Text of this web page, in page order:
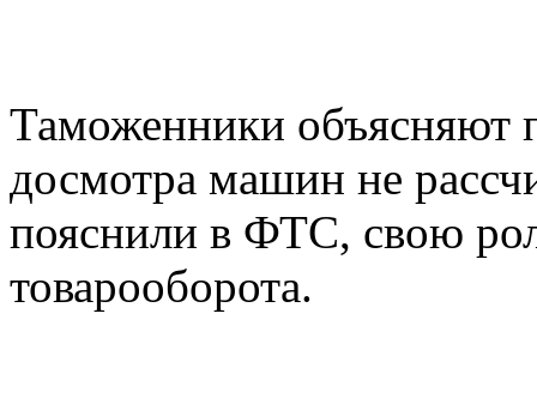
Таможенники объясняют
досмотра машин не
пояснили в ФТС, свою
товарооборота.